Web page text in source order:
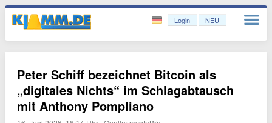
Login NEU
Peter Schiff bezeichnet Bitcoin als
„digitales Nichts“ im Schlagabtausch
mit Anthony Pompliano